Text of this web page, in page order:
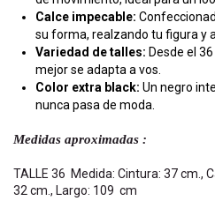
Calce impecable:
su forma, realzando tu figura y
Variedad de talles: Desde el
mejor se adapta a vos.
Color extra black: Un negro
nunca pasa de moda.
Medidas aproximadas :
TALLE 36 Medida: Cintura: 37 cm.,
32 cm., Largo: 109 cm